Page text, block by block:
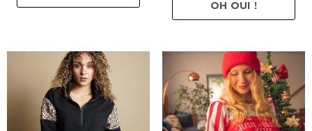
OH OUI !